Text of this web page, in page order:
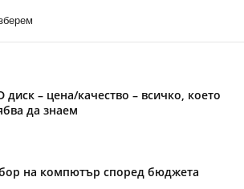
диск – цена/качество – всичко, което
да знаем
на компютър според бюджета